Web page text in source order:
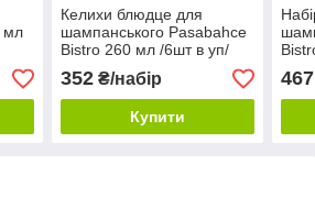
мл
Келихи блюдце для
шампанського Pasabahce
Bistro 260 мл /6шт в уп/
44136
352₴/набір
Купити
467